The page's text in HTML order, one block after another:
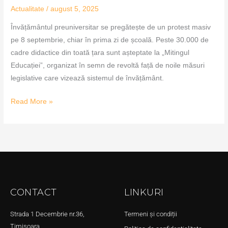
Actualitate /august 5, 2025
Învățământul preuniversitar se pregătește de un protest masiv
pe 8 septembrie, chiar în prima zi de școală. Peste 30.000 de
cadre didactice din toată țara sunt așteptate la „Mitingul
Educației”, organizat în semn de revoltă față de noile măsuri
legislative care vizează sistemul de învățământ.
Read More »
CONTACT
Strada 1 Decembrie nr.36,
Timișoara
LINKURI
Termeni și condiții